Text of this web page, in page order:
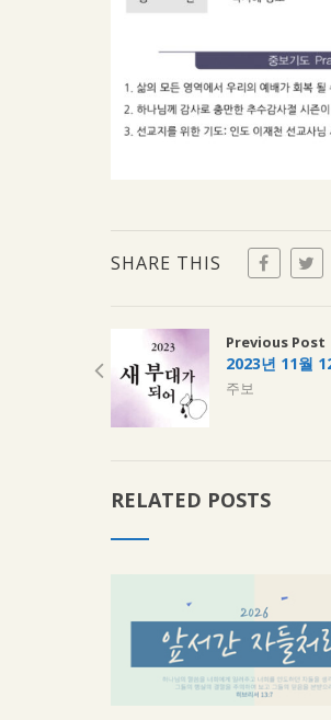
SHARE THIS
Previous Post
2023년 11월
주보
RELATED POSTS